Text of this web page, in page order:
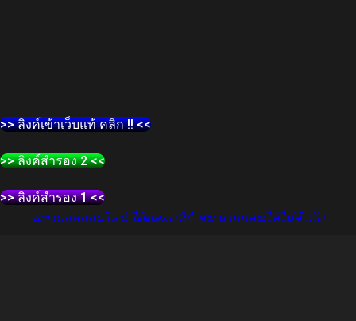
>> ลิงค์เข้าเว็บแท้ คลิก !! <<
>> ลิงค์สำรอง 2 <<
>> ลิงค์สำรอง 1 <<
แทงบอลออนไลน์ ได้ตลอด 24 ชม ฝากถอนได้ไม่จำกัด